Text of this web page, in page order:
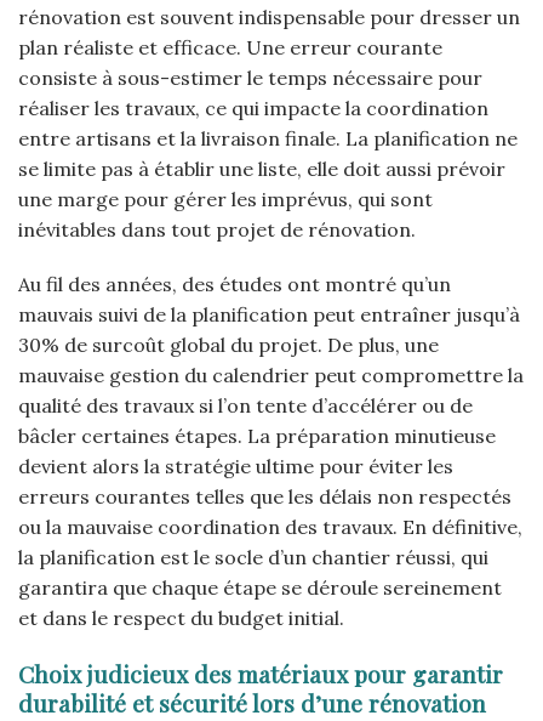
rénovation est souvent indispensable pour dresser un
plan réaliste et efficace. Une erreur courante
consiste à sous-estimer le temps nécessaire pour
réaliser les travaux, ce qui impacte la coordination
entre artisans et la livraison finale. La planification ne
se limite pas à établir une liste, elle doit aussi prévoir
une marge pour gérer les imprévus, qui sont
inévitables dans tout projet de rénovation.
Au fil des années, des études ont montré qu’un
mauvais suivi de la planification peut entraîner jusqu’à
30% de surcoût global du projet. De plus, une
mauvaise gestion du calendrier peut compromettre la
qualité des travaux si l’on tente d’accélérer ou de
bâcler certaines étapes. La préparation minutieuse
devient alors la stratégie ultime pour éviter les
erreurs courantes telles que les délais non respectés
ou la mauvaise coordination des travaux. En définitive,
la planification est le socle d’un chantier réussi, qui
garantira que chaque étape se déroule sereinement
et dans le respect du budget initial.
Choix judicieux des matériaux pour garantir
durabilité et sécurité lors d’une rénovation